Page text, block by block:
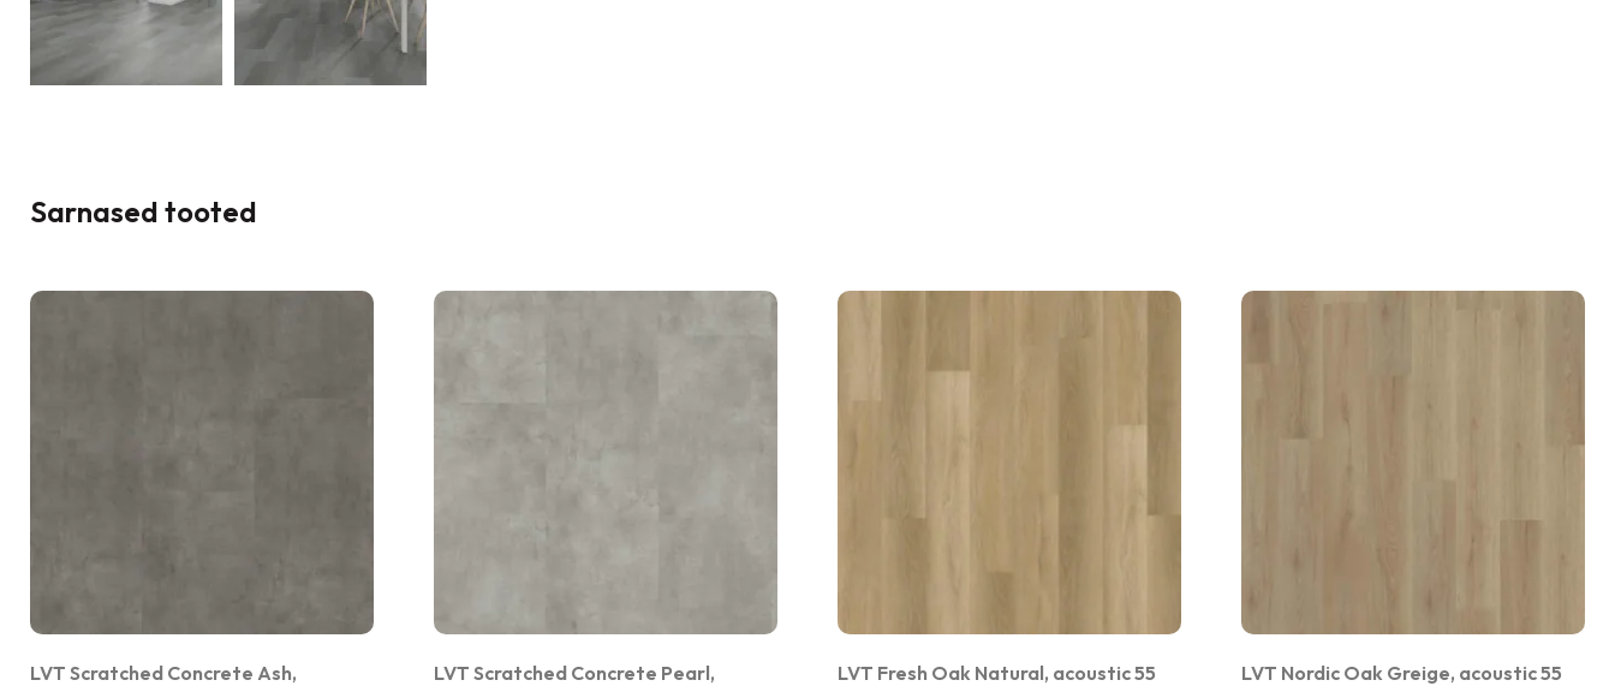
Sarnased tooted
LVT Scratched Concrete Ash,
LVT Scratched Concrete Pearl,
LVT Fresh Oak Natural, acoustic 55 LVT Nordic Oak Greige, acoustic 55